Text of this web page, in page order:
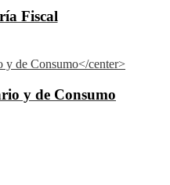
Fiscal
y de Consumo